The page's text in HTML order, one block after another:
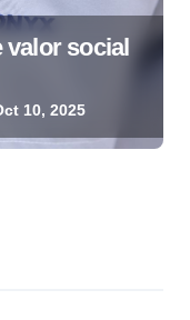
valor social
10, 2025